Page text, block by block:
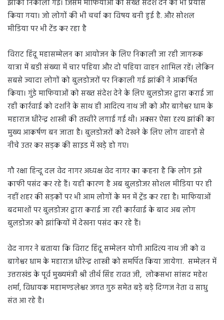
झांकी निकाली गई। जिसमें माफियाओं को सख्त संदेश देने का भी प्रयास
किया गया। जो लोगों की भी चर्चा का विषय बनी हुई है. और सोशल
मीडिया पर भी टेंड कर रहा है
विराट हिंदू महासम्मेलन का आयोजन के लिए निकाली जा रही जागरूक
यात्रा में बडी संख्या में चार पहिया और दो पहिया वाहन शामिल रहें। लेकिन
सबसे ज्यादा लोगों को बुलडोजरों पर निकाली गई झांकी ने आकर्षित
किया। गुंडे माफियाओं को सख्त संदेश देने के लिए बुलडोजर द्वारा कराई जा
रही कार्रवाई को दर्शाने के साथ ही आदित्य नाथ जी को और बागेश्वर धाम के
महाराज धीरेन्द्र शास्त्री की तस्वीरे लगाई गई थी। अक्सर ऐसा दृश्य झांकी का
मुख्य आकर्षण बन जाता है। बुलडोजरों को देखने के लिए लोग वाहनों से
नीचे उतर कर सड़क की साइड में खड़े हो गए।
गौ रक्षा हिन्दू दल वेद नागर अध्यक्ष वेद नागर का कहना है कि लोग इसे
काफी पसंद कर रहे हैं। यही कारण है अब बुलडोजर सोशल मीडिया पर ही
नहीं शहर की सड़कों पर भी आम लोगों के मन में ट्रेंड कर रहा है। माफियाओं
बदमाशों पर बुलडोजर द्वारा कराई जा रही कार्रवाई के बाद अब लोग
बुलडोजर को झांकियों में देखना पसंद कर रहे हैं।
वेद नागर ने बताया कि विराट हिंदू सम्मेलन योगी आदित्य नाथ जी को व
बागेश्वर धाम के महाराज धीरेन्द्र शास्त्री को समर्पित किया जायेगा. सम्मेलन में
उत्तराखंड के पूर्व मुख्यमंत्री श्री तीर्थ सिंह रावत जी, लोकसभा सांसद महेश
शर्मा, विधायक महामण्डलेश्वर जगत गुरु समेत बड़े बड़े दिग्गज नेता व साधु
संत आ रहे है।